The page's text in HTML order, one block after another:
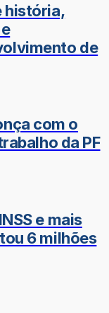
história,
de
com o
da PF
e mais
6 milhões